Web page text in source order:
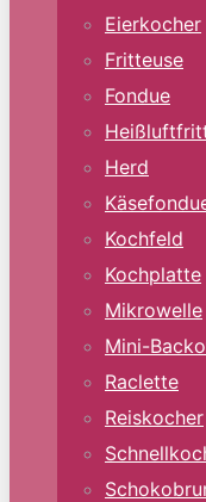
Eierkocher
Fritteuse
Fondue
Herd
Kochfeld
Kochplatte
Mikrowelle
Mini-
Raclette
Reiskocher